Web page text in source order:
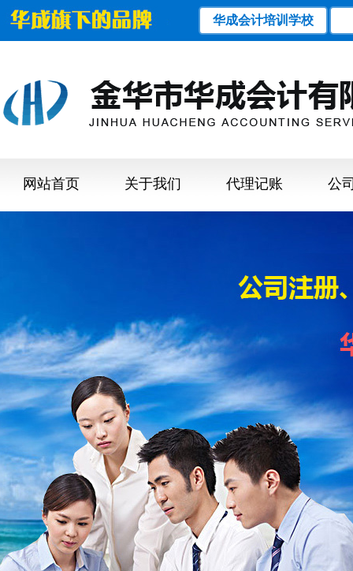
华成会计培训学校
网站首页 关于我们 代理记账 公